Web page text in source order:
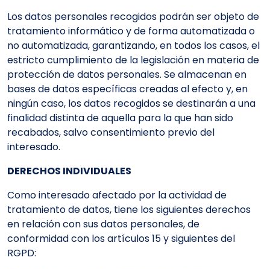
Los datos personales recogidos podrán ser objeto de
tratamiento informático y de forma automatizada o
no automatizada, garantizando, en todos los casos, el
estricto cumplimiento de la legislación en materia de
protección de datos personales. Se almacenan en
bases de datos específicas creadas al efecto y, en
ningún caso, los datos recogidos se destinarán a una
finalidad distinta de aquella para la que han sido
recabados, salvo consentimiento previo del
interesado.
DERECHOS INDIVIDUALES
Como interesado afectado por la actividad de
tratamiento de datos, tiene los siguientes derechos
en relación con sus datos personales, de
conformidad con los artículos 15 y siguientes del
RGPD: